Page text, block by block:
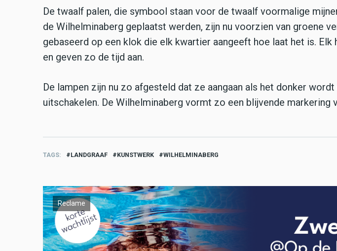
De twaalf palen, die symbool staan voor de twaalf voormalige
de Wilhelminaberg geplaatst werden, zijn nu voorzien van groene
gebaseerd op een klok die elk kwartier aangeeft hoe laat het is. Elk
en geven zo de tijd aan.
De lampen zijn nu zo afgesteld dat ze aangaan als het donker wordt
uitschakelen. De Wilhelminaberg vormt zo een blijvende markering
TAGS LANDGRAAF KUNSTWERK WILHELMINABERG
Reclame